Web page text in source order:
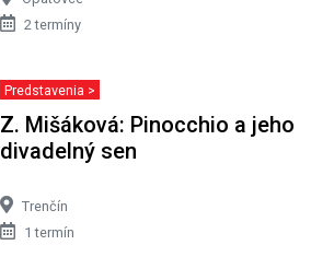
2 termíny
Predstavenia >
Z. Mišáková: Pinocchio a jeho
divadelný sen
Trenčín
1 termín